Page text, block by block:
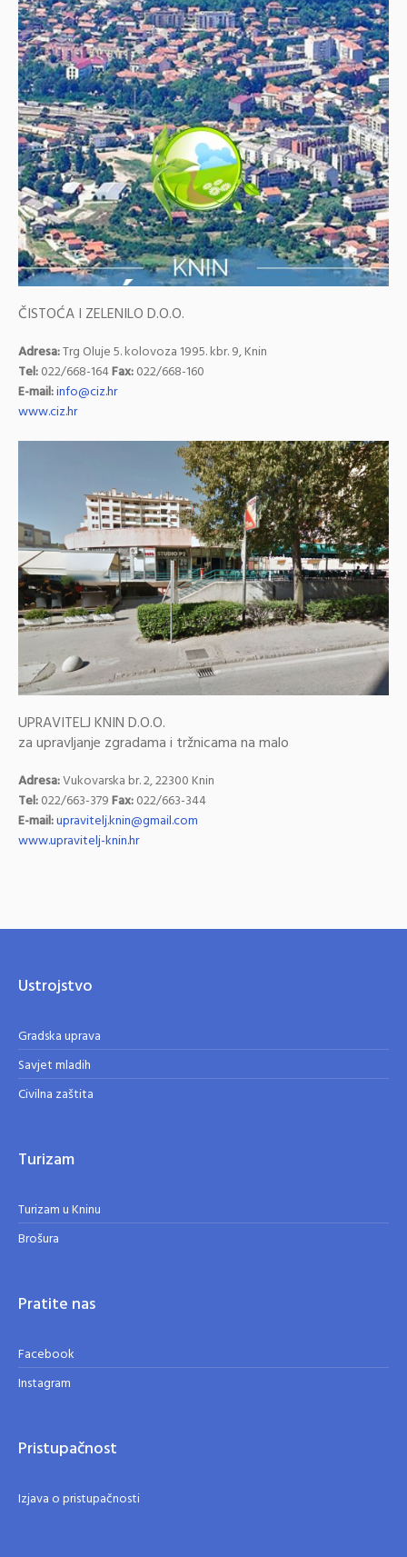
ČISTOĆA I ZELENILO D.O.O.
Adresa:Trg Oluje 5. kolovoza 1995. kbr. 9, Knin
Tel:022/668-164Fax:022/668-160
E-mail:info@ciz.hr
www.ciz.hr
UPRAVITELJ KNIN D.O.O.
za upravljanje zgradama i tržnicama na malo
Adresa:Vukovarska br. 2, 22300 Knin
Tel:022/663-379Fax:022/663-344
E-mail:upravitelj.knin@gmail.com
www.upravitelj-knin.hr
Ustrojstvo
Gradska uprava
Savjet mladih
Civilna zaštita
Turizam
Turizam u Kninu
Brošura
Pratite nas
Facebook
Instagram
Pristupačnost
Izjava o pristupačnosti